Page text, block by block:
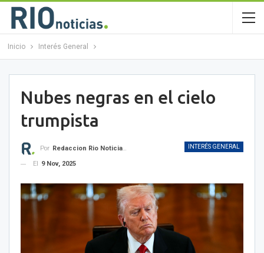
Inicio Interés General
Nubes negras en el cielo
trumpista
INTERÉS GENERAL
Por Redaccion Rio Noticias OK
El
9 Nov, 2025